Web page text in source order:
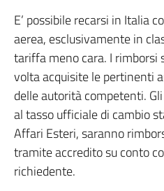
E’ possibile recarsi in Italia
aerea, esclusivamente in
tariffa meno cara. I
volta acquisite le pertinenti
delle autorità competenti.
al tasso ufficiale di cambio
Affari Esteri, saranno
tramite accredito su conto
richiedente.